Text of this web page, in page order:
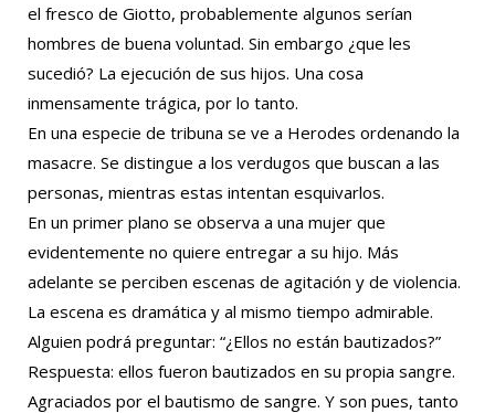
el fresco de Giotto, probablemente algunos serían
hombres de buena voluntad. Sin embargo ¿que les
sucedió? La ejecución de sus hijos. Una cosa
inmensamente trágica, por lo tanto.
En una especie de tribuna se ve a Herodes ordenando la
masacre. Se distingue a los verdugos que buscan a las
personas, mientras estas intentan esquivarlos.
En un primer plano se observa a una mujer que
evidentemente no quiere entregar a su hijo. Más
adelante se perciben escenas de agitación y de violencia.
La escena es dramática y al mismo tiempo admirable.
Alguien podrá preguntar: “¿Ellos no están bautizados?”
Respuesta: ellos fueron bautizados en su propia sangre.
Agraciados por el bautismo de sangre. Y son pues, tanto